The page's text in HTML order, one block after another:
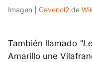
Imagen | Cevenol2 de
También llamado
Amarillo une